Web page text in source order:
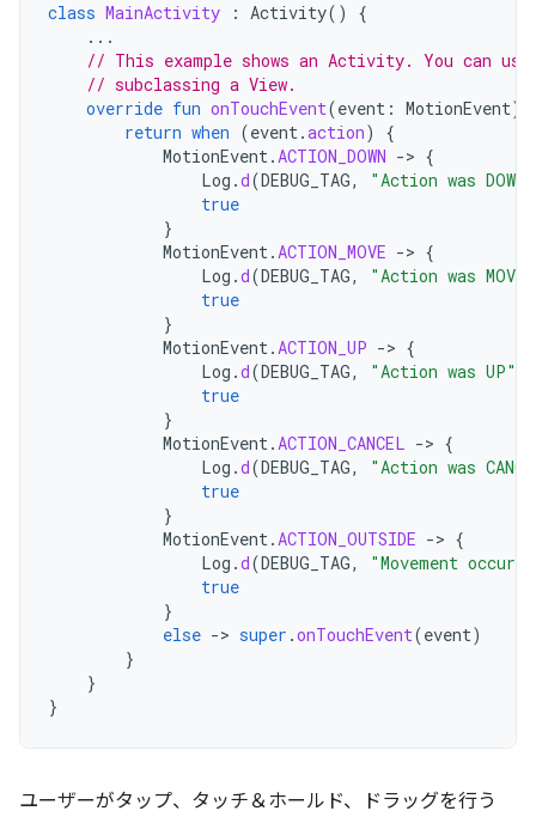
class MainActivity : Activity()
{
...
// This example shows an Activity. You can
// subclassing a View.
override fun onTouchEvent(event : MotionEvent):
return when (event.action)
{
MotionEvent.ACTION_DOWN -> {
Log .d(DEBUG_TAG,
"Action was DOWN"
true
}
MotionEvent.ACTION_MOVE -> {
Log .d(DEBUG_TAG,
"Action was MOVE"
true
}
MotionEvent.ACTION_UP -> {
Log .d(DEBUG_TAG, "Action was UP"
true
}
MotionEvent.ACTION_CANCEL -> {
Log .d(DEBUG_TAG,
"Action was
true
}
MotionEvent.ACTION_OUTSIDE -> {
Log .d(DEBUG_TAG,
"Movement
true
}
else -> super .onTouchEvent(event)
}
}
}
ユーザーがタップ、タッチ＆ホールド、ドラッグを行う